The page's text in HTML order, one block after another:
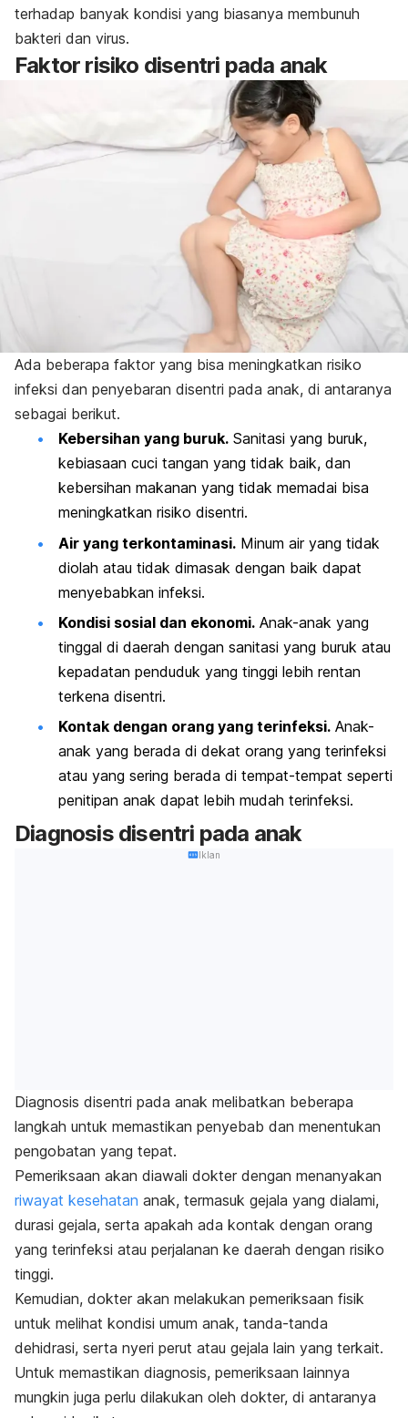
terhadap banyak kondisi yang biasanya membunuh
bakteri dan virus.
Faktor risiko disentri pada anak
Ada beberapa faktor yang bisa meningkatkan risiko
infeksi dan penyebaran disentri pada anak, di antaranya
sebagai berikut.
Kebersihan yang buruk. Sanitasi yang buruk,
kebiasaan cuci tangan yang tidak baik, dan
kebersihan makanan yang tidak memadai bisa
meningkatkan risiko disentri.
Air yang terkontaminasi. Minum air yang tidak
diolah atau tidak dimasak dengan baik dapat
menyebabkan infeksi.
Kondisi sosial dan ekonomi. Anak-anak yang
tinggal di daerah dengan sanitasi yang buruk atau
kepadatan penduduk yang tinggi lebih rentan
terkena disentri.
Kontak dengan orang yang terinfeksi. Anak-
anak yang berada di dekat orang yang terinfeksi
atau yang sering berada di tempat-tempat seperti
penitipan anak dapat lebih mudah terinfeksi.
Diagnosis disentri pada anak
Iklan
Diagnosis disentri pada anak melibatkan beberapa
langkah untuk memastikan penyebab dan menentukan
pengobatan yang tepat.
Pemeriksaan akan diawali dokter dengan menanyakan
riwayat kesehatan anak, termasuk gejala yang dialami,
durasi gejala, serta apakah ada kontak dengan orang
yang terinfeksi atau perjalanan ke daerah dengan risiko
tinggi.
Kemudian, dokter akan melakukan pemeriksaan fisik
untuk melihat kondisi umum anak, tanda-tanda
dehidrasi, serta nyeri perut atau gejala lain yang terkait.
Untuk memastikan diagnosis, pemeriksaan lainnya
mungkin juga perlu dilakukan oleh dokter, di antaranya